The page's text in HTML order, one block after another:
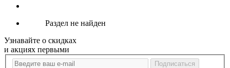
Раздел не найден
Узнавайте о скидках
и акциях первыми